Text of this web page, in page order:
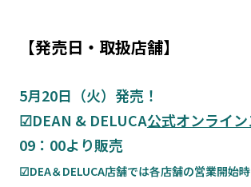
【発売日・取扱店舗】
5月20日（火）発売！
☑DEAN & DELUCA公式オンライ
09：00より販売
☑DEA＆DELUCA店舗では各店舗の営業開始